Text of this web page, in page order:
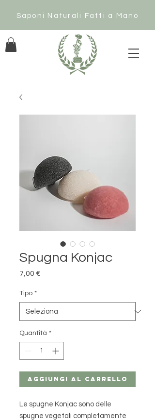
Saponi Naturali Fatti a Mano
Spugna Konjac
7,00 €
Tipo *
Quantità *
Aggiungi al carrello
Le spugne Konjac sono delle
spugne vegetali completamente